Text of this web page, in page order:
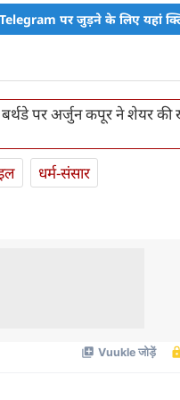
Telegram पर जुड़ने के लिए यहां
पर अर्जुन कपूर ने शेयर की
धर्म-संसार